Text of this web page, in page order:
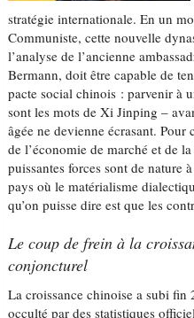
stratégie internationale. En un
Communiste, cette nouvelle
l’analyse de l’ancienne
Bermann, doit être capable de
pacte social chinois : parvenir à
sont les mots de Xi Jinping –
âgée ne devienne écrasant. Pour
de l’économie de marché et de
puissantes forces sont de nature
pays où le matérialisme
qu’on puisse dire est que les
Le coup de frein à la
conjoncturel
La croissance chinoise a subi
occulté par des statistiques